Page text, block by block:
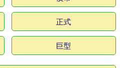
正式
巨型